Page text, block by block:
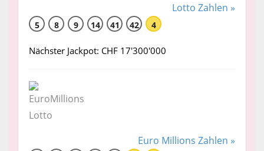
Lotto Zahlen »
5 8 9 14 41 42 4
Nächster Jackpot: CHF 17'300'000
Euro Millions Zahlen »